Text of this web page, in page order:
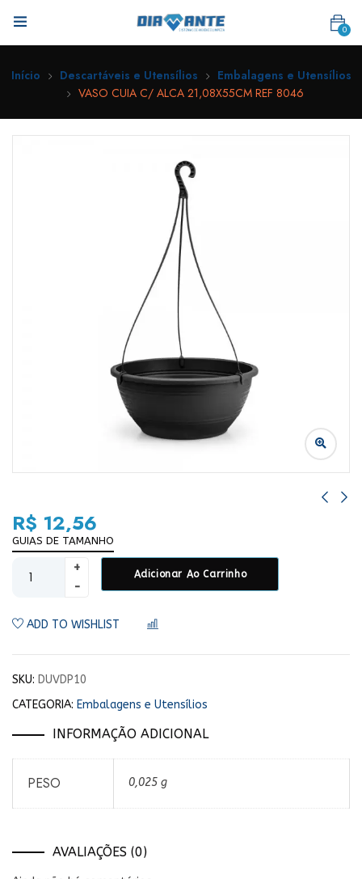
0
Início Descartáveis e Utensílios
Embalagens e Utensílios
VASO CUIA C/ ALCA 21,08X55CM REF 8046
R$ 12,56
GUIAS DE TAMANHO
Adicionar Ao Carrinho
ADD TO WISHLIST
SKU: DUVDP10
CATEGORIA: Embalagens e Utensílios
INFORMAÇÃO ADICIONAL
PESO 0,025 g
AVALIAÇÕES (0)